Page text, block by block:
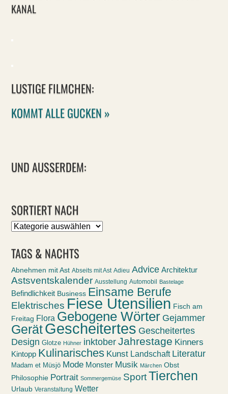
KANAL
LUSTIGE FILMCHEN:
KOMMT ALLE GUCKEN »
UND AUSSERDEM:
SORTIERT NACH
Sortiert
TAGS & NACHTS
Abnehmen mit Ast Abseits mit Ast Adieu Advice Architektur
Astsventskalender Ausstellung Automobil Bastelage
Befindlichkeit Business Einsame Berufe
Elektrisches Fiese Utensilien Fisch am
Freitag Flora Gebogene Wörter Gejammer
GerätGescheitertes Gescheitertes
Design Glotze Hühner inktober Jahrestage Kinners
Kintopp Kulinarisches Kunst Landschaft Literatur
Madam et Müsjö Mode Monster Musik Märchen Obst
Philosophie Portrait Sommergemüse SportTierchen
Urlaub Veranstaltung Wetter